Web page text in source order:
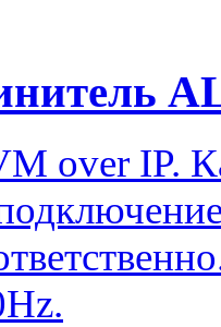
over IP.